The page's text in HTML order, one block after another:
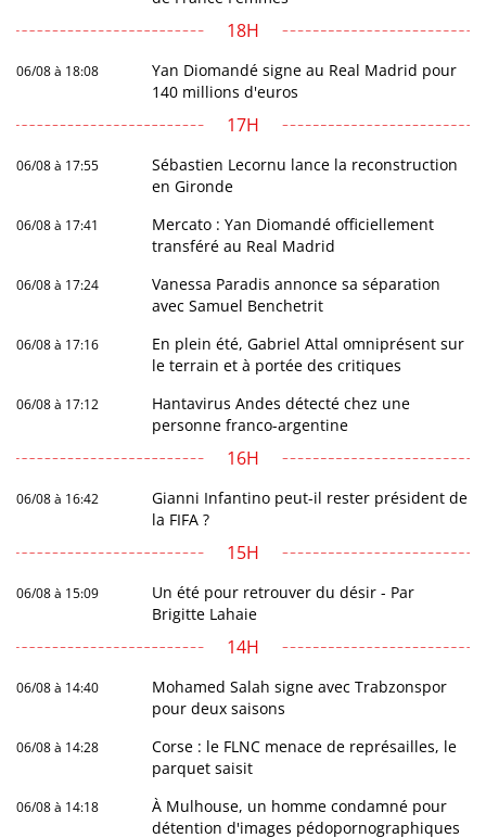
18H
06/08 à 18:08
Yan Diomandé signe au Real Madrid pour
140 millions d'euros
17H
06/08 à 17:55
Sébastien Lecornu lance la reconstruction
en Gironde
06/08 à 17:41
Mercato : Yan Diomandé officiellement
transféré au Real Madrid
06/08 à 17:24
Vanessa Paradis annonce sa séparation
avec Samuel Benchetrit
06/08 à 17:16
En plein été, Gabriel Attal omniprésent sur
le terrain et à portée des critiques
06/08 à 17:12
Hantavirus Andes détecté chez une
personne franco-argentine
16H
06/08 à 16:42
Gianni Infantino peut-il rester président de
la FIFA ?
15H
06/08 à 15:09
Un été pour retrouver du désir - Par
Brigitte Lahaie
14H
06/08 à 14:40
Mohamed Salah signe avec Trabzonspor
pour deux saisons
06/08 à 14:28
Corse : le FLNC menace de représailles, le
parquet saisit
06/08 à 14:18
À Mulhouse, un homme condamné pour
détention d'images pédopornographiques